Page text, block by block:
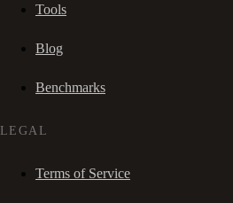
Tools
Blog
Benchmarks
LEGAL
Terms of Service